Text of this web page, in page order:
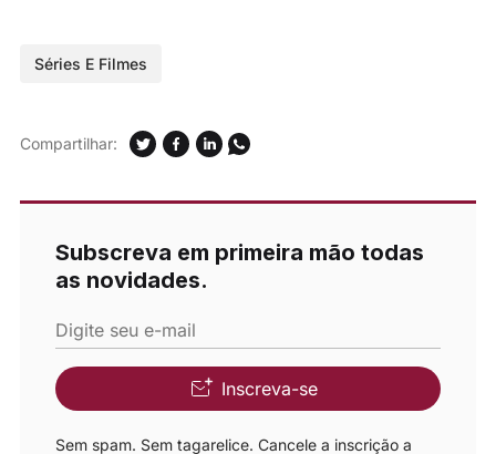
Séries E Filmes
Compartilhar:
Subscreva em primeira mão todas
as novidades.
Digite seu e-mail
Inscreva-se
Sem spam. Sem tagarelice. Cancele a inscrição a